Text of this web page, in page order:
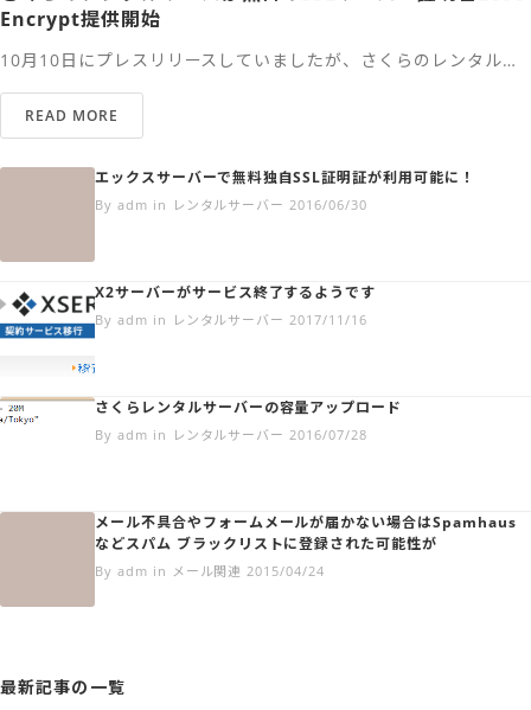
Encrypt提供開始
10月10日にプレスリリースしていましたが、さくらのレンタル…
READ MORE
エックスサーバーで無料独自SSL証明証が利用可能に！
By adm in レンタルサーバー 2016/06/30
X2サーバーがサービス終了するようです
By adm in レンタルサーバー 2017/11/16
さくらレンタルサーバーの容量アップロード
By adm in レンタルサーバー 2016/07/28
メール不具合やフォームメールが届かない場合はSpamhaus
などスパム ブラックリストに登録された可能性が
By adm in メール関連 2015/04/24
最新記事の一覧